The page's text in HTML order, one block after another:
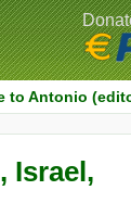
to Antonio
Israel,